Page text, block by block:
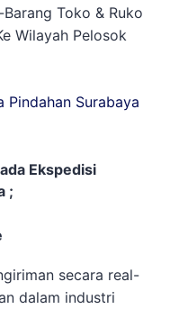
Toko & Ruko
Wilayah Pelosok
Pindahan Surabaya
Ekspedisi
;
secara real-
dalam industri